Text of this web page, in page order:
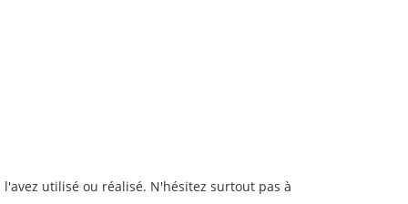
utilisé ou réalisé. N'hésitez surtout pas à